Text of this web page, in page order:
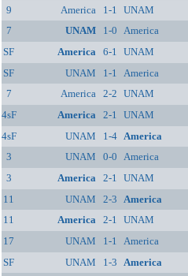
9
America 1-1 UNAM
7
UNAM 1-0 America
SF
America 6-1 UNAM
SF
UNAM 1-1 America
7
America 2-2 UNAM
4sF
America 2-1 UNAM
4sF
UNAM 1-4 America
3
UNAM 0-0 America
3
America 2-1 UNAM
11
UNAM 2-3 America
11
America 2-1 UNAM
17
UNAM 1-1 America
SF
UNAM 1-3 America